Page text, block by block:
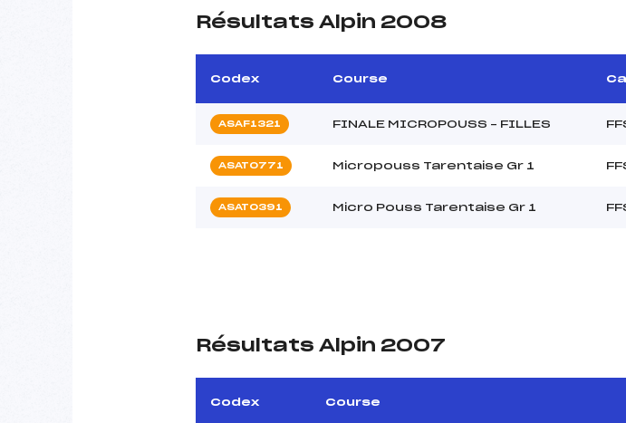
Résultats Alpin 2008
Codex Course
ASAF1321 FINALE MICROPOUSS – FILLES
ASAT0771 Micropouss Tarentaise Gr 1
ASAT0391 Micro Pouss Tarentaise Gr 1
Résultats Alpin 2007
Codex Course